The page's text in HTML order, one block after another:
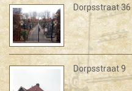
Dorpsstraat 36
Dorpsstraat 9